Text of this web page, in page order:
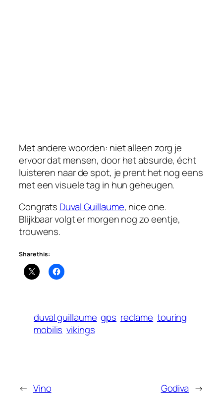
Met andere woorden: niet alleen zorg je
ervoor dat mensen, door het absurde, écht
luisteren naar de spot, je prent het nog eens
met een visuele tag in hun geheugen.
Congrats Duval Guillaume, nice one.
Blijkbaar volgt er morgen nog zo eentje,
trouwens.
Share this:
duval guillaume gps reclame touring
mobilis vikings
← Vino Godiva →